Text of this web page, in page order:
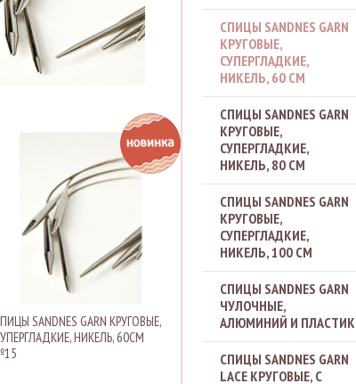
СПИЦЫ SANDNES GARN
КРУГОВЫЕ,
СУПЕРГЛАДКИЕ,
НИКЕЛЬ, 60 СМ
СПИЦЫ SANDNES GARN
КРУГОВЫЕ,
СУПЕРГЛАДКИЕ,
НИКЕЛЬ, 80 СМ
СПИЦЫ SANDNES GARN
КРУГОВЫЕ,
СУПЕРГЛАДКИЕ,
НИКЕЛЬ, 100 СМ
СПИЦЫ SANDNES GARN
ЧУЛОЧНЫЕ,
АЛЮМИНИЙ И ПЛАСТИК
СПИЦЫ SANDNES GARN
LACE КРУГОВЫЕ, С
SANDNES GARN КРУГОВЫЕ,
НИКЕЛЬ, 60СМ